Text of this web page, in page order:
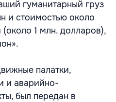
гуманитарный груз
и стоимостью около
1 млн. долларов),
палатки,
и аварийно-
был передан в